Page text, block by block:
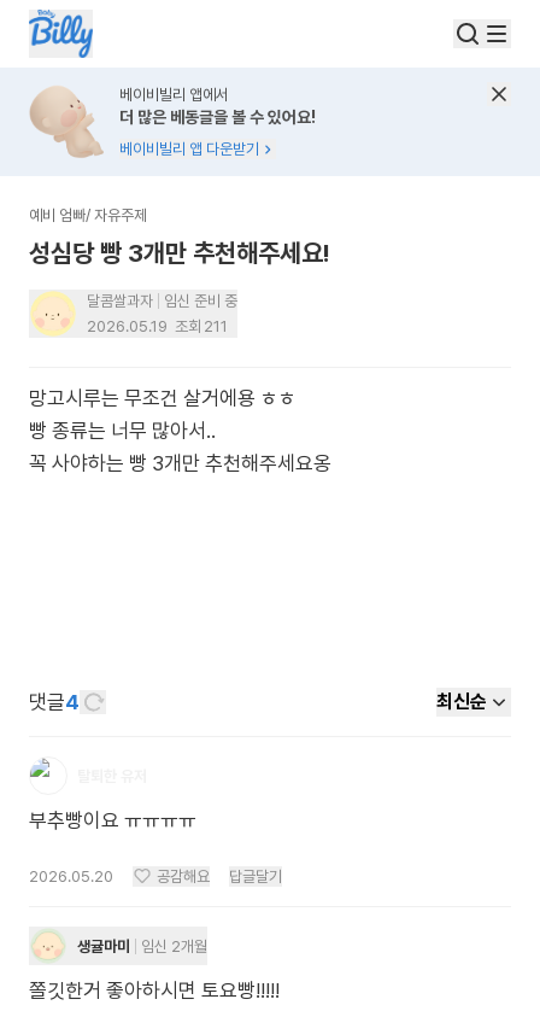
베이비빌리 앱에서
더 많은 베동글을 볼 수 있어요!
베이비빌리 앱 다운받기
예비 엄빠/ 자유주제
성심당 빵 3개만 추천해주세요!
달콤쌀과자
임신 준비 중
2026.05.19 조회 211
망고시루는 무조건 살거에용 ㅎㅎ
빵 종류는 너무 많아서..
꼭 사야하는 빵 3개만 추천해주세요옹
댓글4 최신순
부추빵이요 ㅠㅠㅠㅠ
2026.05.20 공감해요 답글달기
생귤마미 임신 2개월
쫄깃한거 좋아하시면 토요빵!!!!!